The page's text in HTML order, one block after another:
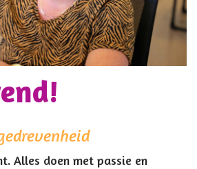
Alles doen met passie en